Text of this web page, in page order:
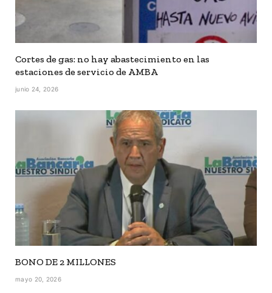
Cortes de gas: no hay abastecimiento en las
estaciones de servicio de AMBA
junio 24, 2026
BONO DE 2 MILLONES
mayo 20, 2026